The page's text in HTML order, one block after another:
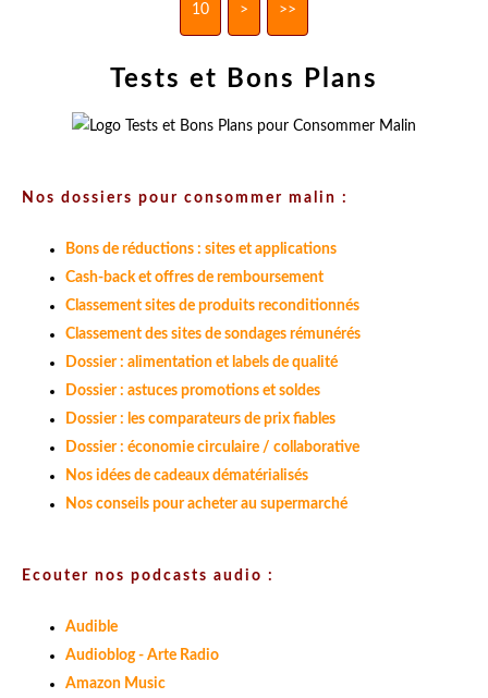
10 > >>
Tests et Bons Plans
Nos dossiers pour consommer malin :
Bons de réductions : sites et applications
Cash-back et offres de remboursement
Classement sites de produits reconditionnés
Classement des sites de sondages rémunérés
Dossier : alimentation et labels de qualité
Dossier : astuces promotions et soldes
Dossier : les comparateurs de prix fiables
Dossier : économie circulaire / collaborative
Nos idées de cadeaux dématérialisés
Nos conseils pour acheter au supermarché
Ecouter nos podcasts audio :
Audible
Audioblog - Arte Radio
Amazon Music